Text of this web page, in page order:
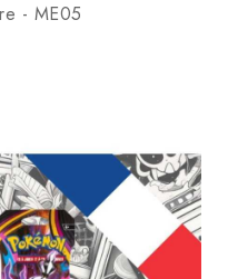
- ME05